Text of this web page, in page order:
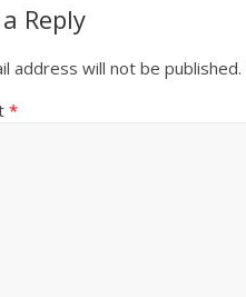
Reply
address will not be published.
*